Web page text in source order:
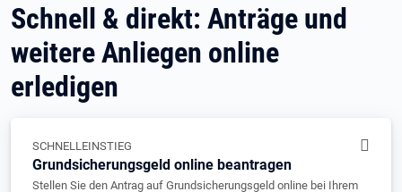
Schnell & direkt: Anträge und
weitere Anliegen online
erledigen
SCHNELLEINSTIEG
Grundsicherungsgeld online beantragen
Stellen Sie den Antrag auf Grundsicherungsgeld online bei Ihrem